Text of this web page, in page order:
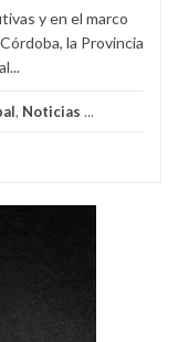
y en el marco
la Provincia
, Noticias ...